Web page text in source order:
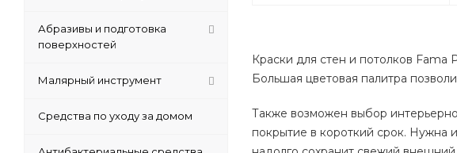
Краски для стен и потолков Fama
Большая цветовая палитра
Также возможен выбор
покрытие в короткий срок. Нужна
Абразивы и подготовка
поверхностей
Малярный инструмент
Средства по уходу за домом